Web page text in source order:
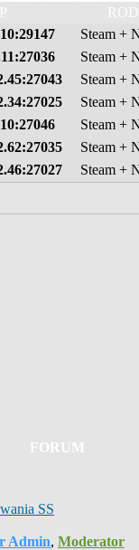
Steam +
Steam +
Steam +
Steam +
Steam +
Steam +
Steam +
FORUM
SS
Admin, Moderator